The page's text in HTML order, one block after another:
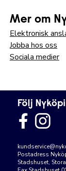
Mer om
Elektronisk
Jobba hos oss
Sociala medier
Följ
Postadress
Stadshuset,